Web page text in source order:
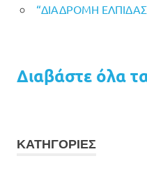
“ΔΙΑΔΡΟΜΗ
Διαβάστε όλα
ΚΑΤΗΓΟΡΙΕΣ